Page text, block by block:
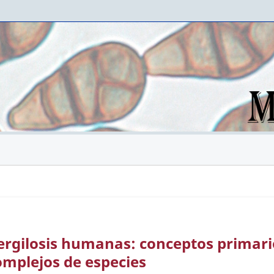
humanas: conceptos
de especies